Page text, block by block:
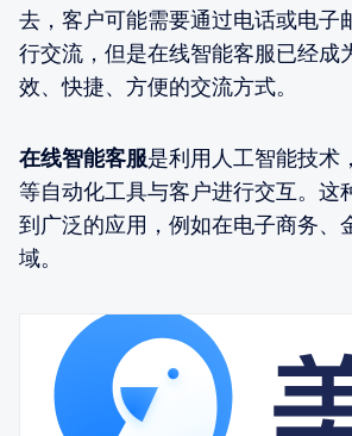
去，客户可能需要通过电话或电子
行交流，但是在线智能客服已经成
效、快捷、方便的交流方式。
在线智能客服是利用人工智能技术
等自动化工具与客户进行交互。这
到广泛的应用，例如在电子商务、
域。